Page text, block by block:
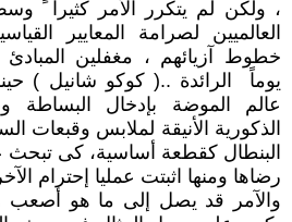
، ولكن لم يتكرر الأمر كثيرا
العالميين لصرامة المعايير
خطوط آزيائهم ، مغفلين المبادئ
يوماً الرائدة ..( كوكو شانيل )
عالم الموضة بإدخال
الذكورية الأنيقة لملابس وقبعات
البنطال كقطعة أساسية، كى
رضاها ومنها اثبتت عمليا إحترام
والآمر قد يصل إلى ما هو أصعب